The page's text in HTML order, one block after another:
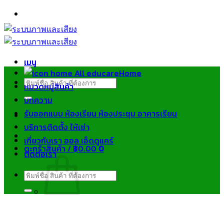
ข้าม
ไป
ยัง
เมนู
ค้นหา:
ตะกร้าสินค้า /฿0.000
Home
หมวดหมู่สินค้า
บทความ
รับออกแบบ ห้องเรียน ห้องประชุม อาคารเรียน
บริการติดตั้ง ให้เช่า
เกี่ยวกับเรา ออล เอ็ดดูแคร์
ติดต่อเรา
ค้นหา: